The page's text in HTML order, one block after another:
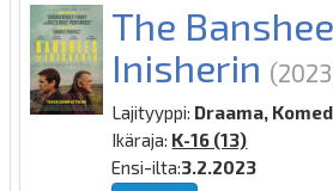
The
Inisherin
Lajityyppi: Draama,
Ikäraja: K-16 (13)
Ensi-ilta:3.2.2023